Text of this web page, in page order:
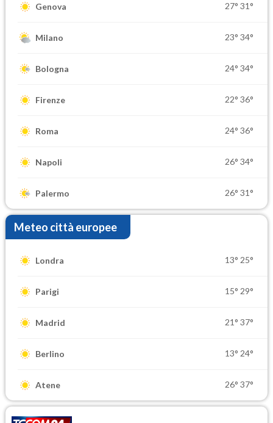
Genova 27° 31°
Milano 23° 34°
Bologna 24° 34°
Firenze 22° 36°
Roma 24° 36°
Napoli 26° 34°
Palermo 26° 31°
Meteo città europee
Londra 13° 25°
Parigi 15° 29°
Madrid 21° 37°
Berlino 13° 24°
Atene 26° 37°